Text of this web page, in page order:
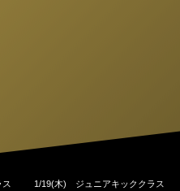
1/19(木) ジュニアキッククラス